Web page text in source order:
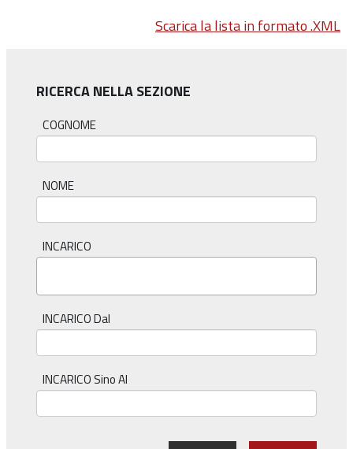
Scarica la lista in formato .XML
RICERCA NELLA SEZIONE
COGNOME
NOME
INCARICO
INCARICO Dal
INCARICO Sino Al